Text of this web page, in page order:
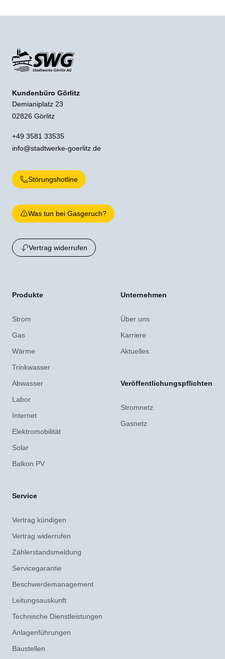
Kundenbüro Görlitz
Demianiplatz 23
02826 Görlitz
+49 3581 33535
info@stadtwerke-goerlitz.de
Störungshotline
Was tun bei Gasgeruch?
Vertrag widerrufen
Produkte
Strom
Gas
Wärme
Trinkwasser
Abwasser
Labor
Internet
Elektromobilität
Solar
Balkon PV
Service
Vertrag kündigen
Vertrag widerrufen
Zählerstandsmeldung
Servicegarantie
Beschwerdemanagement
Leitungsauskunft
Technische Dienstleistungen
Anlagenführungen
Baustellen
Unternehmen
Über uns
Karriere
Aktuelles
Veröffentlichungspflichten
Stromnetz
Gasnetz